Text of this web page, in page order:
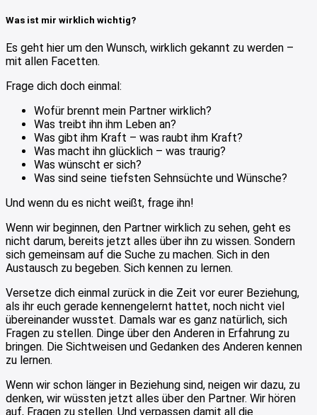
Was ist mir wirklich wichtig?
Es geht hier um den Wunsch, wirklich gekannt zu werden –
mit allen Facetten.
Frage dich doch einmal:
Wofür brennt mein Partner wirklich?
Was treibt ihn ihm Leben an?
Was gibt ihm Kraft – was raubt ihm Kraft?
Was macht ihn glücklich – was traurig?
Was wünscht er sich?
Was sind seine tiefsten Sehnsüchte und Wünsche?
Und wenn du es nicht weißt, frage ihn!
Wenn wir beginnen, den Partner wirklich zu sehen, geht es
nicht darum, bereits jetzt alles über ihn zu wissen. Sondern
sich gemeinsam auf die Suche zu machen. Sich in den
Austausch zu begeben. Sich kennen zu lernen.
Versetze dich einmal zurück in die Zeit vor eurer Beziehung,
als ihr euch gerade kennengelernt hattet, noch nicht viel
übereinander wusstet. Damals war es ganz natürlich, sich
Fragen zu stellen. Dinge über den Anderen in Erfahrung zu
bringen. Die Sichtweisen und Gedanken des Anderen kennen
zu lernen.
Wenn wir schon länger in Beziehung sind, neigen wir dazu, zu
denken, wir wüssten jetzt alles über den Partner. Wir hören
auf, Fragen zu stellen. Und verpassen damit all die